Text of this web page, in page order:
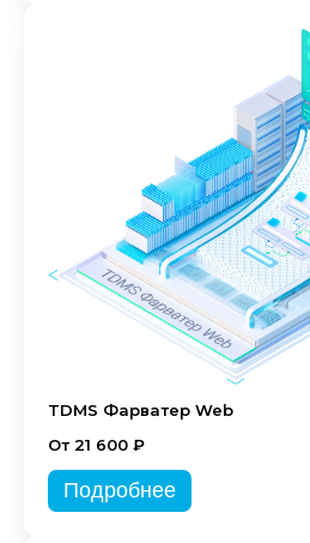
TDMS Фарватер Web
От 21 600 ₽
Подробнее